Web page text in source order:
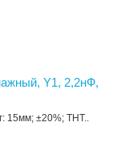
Y1, 2,2нФ,
15мм; ±20%; THT..